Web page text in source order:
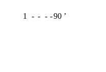
1 - - - -90 ʼ